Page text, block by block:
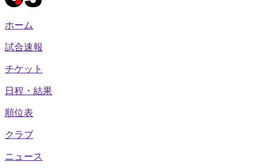
ホーム
試合速報
チケット
日程・結果
順位表
クラブ
ニュース